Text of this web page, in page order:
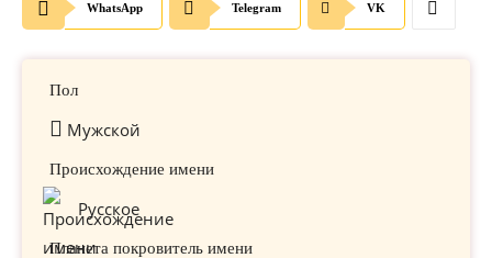
WhatsApp Telegram VK
Пол
Мужской
Происхождение имени
Русское
Планета покровитель имени